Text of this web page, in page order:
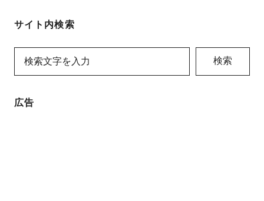
サイト内検索
検索
広告